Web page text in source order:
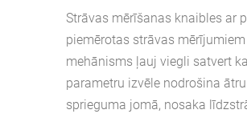
Strāvas mērīšanas knaibles ar
piemērotas strāvas
mehānisms ļauj viegli satvert
parametru izvēle nodrošina
sprieguma jomā, nosaka